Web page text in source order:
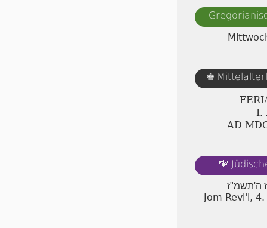
♚
AD
🕎
ה'תשמ"ז
Jom Revi'i,